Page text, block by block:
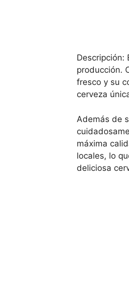
Descripción:
producción.
fresco y su
cerveza
Además de
máxima
locales, lo
deliciosa